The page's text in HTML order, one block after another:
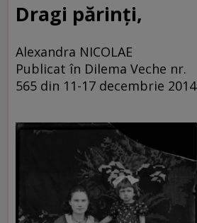
Dragi părinţi,
Alexandra NICOLAE
Publicat în Dilema Veche nr.
565 din 11-17 decembrie 2014